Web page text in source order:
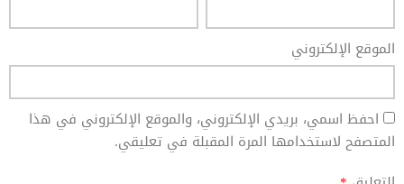
الموقع الإلكتروني
احفظ اسمي، بريدي الإلكتروني، والموقع الإلكتروني في هذا
المتصفح لاستخدامها المرة المقبلة في تعليقي.